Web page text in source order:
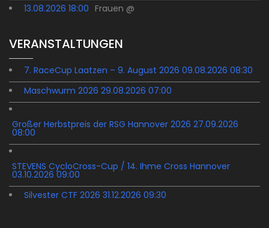
13.08.2026 18:00 Frauen @
VERANSTALTUNGEN
7. RaceCup Laatzen – 9. August 2026 09.08.2026 08:30
Maschwurm 2026 29.08.2026 07:00
Großer Herbstpreis der RSG Hannover 2026 27.09.2026
08:00
STEVENS CycloCross-Cup / 14. Ihme Cross Hannover
03.10.2026 09:00
Silvester CTF 2026 31.12.2026 09:30